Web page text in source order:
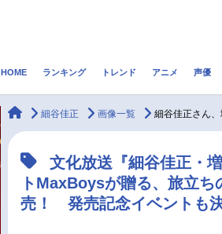
ゲーム・アプリ 音楽
最新記事一覧
HOME ランキング トレンド アニメ 声優
animateTimes
細谷佳正 画像一覧 細谷佳正さん
文化放送『細谷佳正・
トMaxBoysが贈る、旅立
売！ 発売記念イベントも